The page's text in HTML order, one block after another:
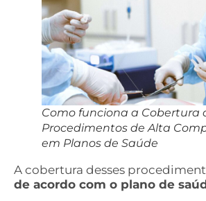
Como funciona a Cobertura
Procedimentos de Alta
em Planos de Saúde
A cobertura desses
de acordo com o plano de